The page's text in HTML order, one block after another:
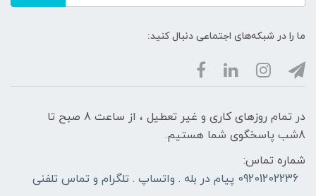
ما را در شبکه‌های اجتماعی دنبال کنید:
در تمام روزهای کاری و غیر تعطیل ، از ساعت 8 صبح تا
8شب پاسخگوی شما هستیم.
شماره تماس:
09201202236 پیام در بله . واتساپ . تلگرام و تماس تلفنی